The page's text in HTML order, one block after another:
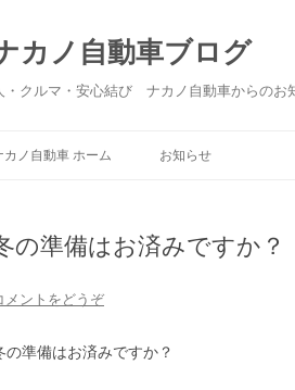
カノ自動車ブログ
・クルマ・安心結び ナカノ自動車からのお
カノ自動車 ホーム お知らせ
の準備はお済みですか？
メントをどうぞ
の準備はお済みですか？